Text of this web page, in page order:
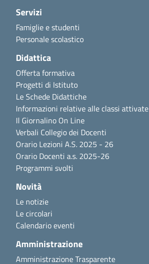
Servizi
Famiglie e studenti
Personale scolastico
Didattica
Offerta formativa
Progetti di Istituto
Le Schede Didattiche
Informazioni relative alle classi attivate
Il Giornalino On Line
Verbali Collegio dei Docenti
Orario Lezioni A.S. 2025 - 26
Orario Docenti a.s. 2025-26
Programmi svolti
Novità
Le notizie
Le circolari
Calendario eventi
Amministrazione
Amministrazione Trasparente